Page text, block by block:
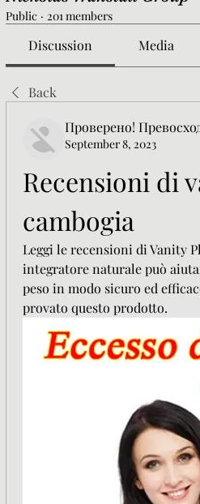
Public · 201 members
Discussion Media
Back
Проверено!
September 8, 2023
Recensioni di
cambogia
Leggi le recensioni di Vanity
integratore naturale può
peso in modo sicuro ed
provato questo prodotto.